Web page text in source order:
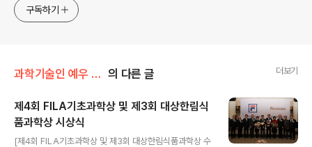
구독하기
과학기술인 예우 및 시상/시상 의 다른 글 더보기
제4회 FILA기초과학상 및 제3회 대상한림식
품과학상 시상식
[제4회 FILA기초과학상 및 제3회 대상한림식품과학상 수